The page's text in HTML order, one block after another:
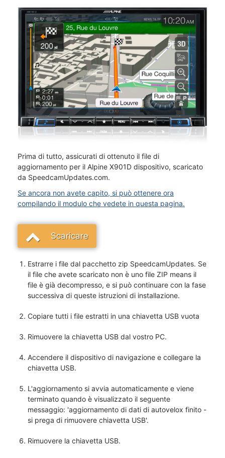
Prima di tutto, assicurati di ottenuto il file di
aggiornamento per il Alpine X901D dispositivo, scaricato
da SpeedcamUpdates.com.
Se ancora non avete capito, si può ottenere ora
compilando il modulo che vedete in questa pagina.
Scaricare
Estrarre i file dal pacchetto zip SpeedcamUpdates. Se
il file che avete scaricato non è uno file ZIP means il
file è già decompresso, e si può continuare con la fase
successiva di queste istruzioni di installazione.
Copiare tutti i file estratti in una chiavetta USB vuota
Rimuovere la chiavetta USB dal vostro PC.
Accendere il dispositivo di navigazione e collegare la
chiavetta USB.
L'aggiornamento si avvia automaticamente e viene
terminato quando è visualizzato il seguente
messaggio: 'aggiornamento di dati di autovelox finito -
si prega di rimuovere chiavetta USB'.
Rimuovere la chiavetta USB.